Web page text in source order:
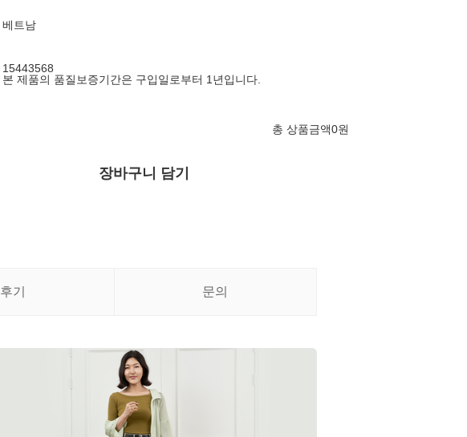
베트남
15443568
본 제품의 품질보증기간은 구입일로부터 1년입니다.
총 상품금액0원
장바구니 담기
후기 문의